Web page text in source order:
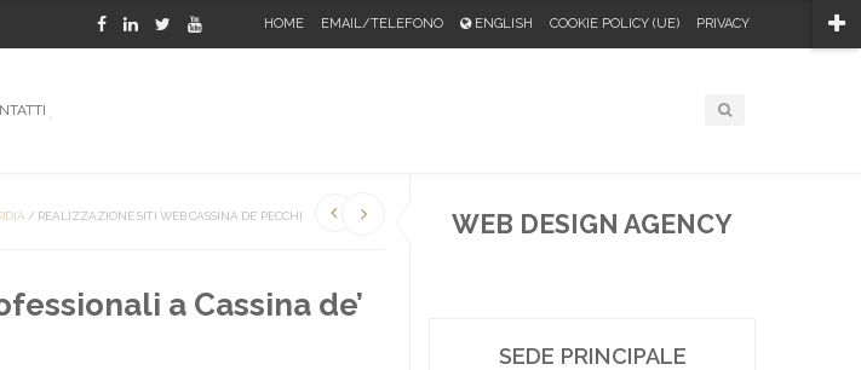
HOME EMAIL/TELEFONO ENGLISH COOKIE POLICY (UE) PRIVACY
WEB DESIGN AGENCY
SEDE PRINCIPALE
/ REALIZZAZIONE SITI WEB CASSINA DE’ PECCHI
a Cassina de’